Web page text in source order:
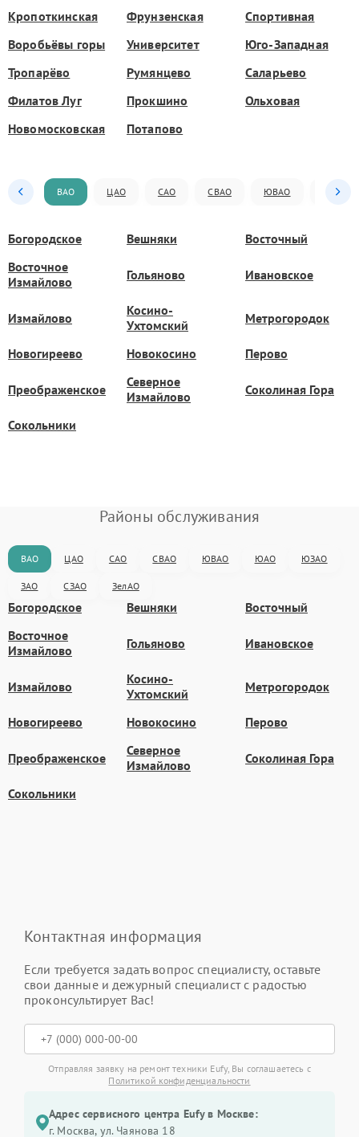
Кропоткинская Фрунзенская
Спортивная
Воробьёвы горы
Университет
Юго-Западная
Тропарёво
Румянцево
Саларьево
Филатов Луг
Прокшино
Ольховая
Новомосковская
Потапово
ВАО ЦАО САО СВАО ЮВАО ЮАО
Богородское Вешняки
Восточный
Восточное
Измайлово
Гольяново Ивановское
Измайлово
Косино-
Ухтомский
Метрогородок
Новогиреево Новокосино Перово
Преображенское
Северное
Измайлово
Соколиная Гора
Сокольники
Районы обслуживания
ВАО ЦАО САО СВАО ЮВАО ЮАО ЮЗАО
ЗАО СЗАО ЗелАО
Богородское Вешняки
Восточный
Восточное
Измайлово
Гольяново Ивановское
Измайлово
Косино-
Ухтомский
Метрогородок
Новогиреево Новокосино Перово
Преображенское
Северное
Измайлово
Соколиная Гора
Сокольники
Контактная информация
Если требуется задать вопрос специалисту, оставьте
свои данные и дежурный специалист с радостью
проконсультирует Вас!
Отправляя заявку на ремонт техники Eufy, Вы соглашаетесь с
Политикой конфиденциальности
Адрес сервисного центра Eufy в Москве:
г. Москва, ул. Чаянова 18